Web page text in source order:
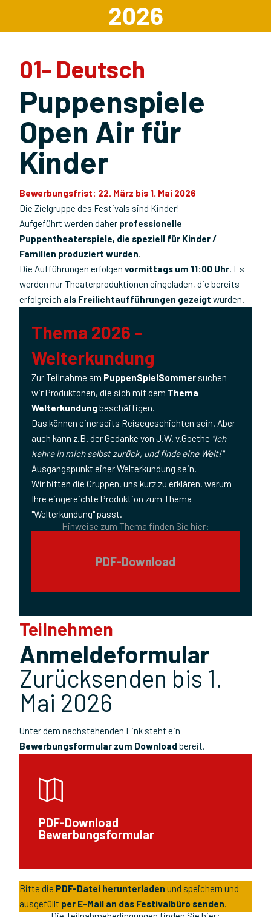
2026
01- Deutsch
Puppenspiele
Open Air für
Kinder
Bewerbungsfrist: 22. März bis 1. Mai 2026
Die Zielgruppe des Festivals sind Kinder!
Aufgeführt werden daher professionelle
Puppentheaterspiele, die speziell für Kinder /
Familien produziert wurden.
Die Aufführungen erfolgen vormittags um 11:00 Uhr. Es
werden nur Theaterproduktionen eingeladen, die bereits
erfolgreich als Freilichtaufführungen gezeigt wurden.
Thema 2026 -
Welterkundung
Zur Teilnahme am PuppenSpielSommer suchen
wir Produktonen, die sich mit dem Thema
Welterkundungbeschäftigen.
Das können einerseits Reisegeschichten sein. Aber
auch kann z.B. der Gedanke von J.W. v.Goethe "Ich
kehre in mich selbst zurück, und finde eine Welt!"
Ausgangspunkt einer Welterkundung sein.
Wir bitten die Gruppen, uns kurz zu erklären, warum
Ihre eingereichte Produktion zum Thema
"Welterkundung" passt.
Hinweise zum Thema finden Sie hier:
PDF-Download
Teilnehmen
Anmeldeformular
Zurücksenden bis 1.
Mai 2026
Unter dem nachstehenden Link steht ein
Bewerbungsformular zum Downloadbereit.
PDF-Download
Bewerbungsformular
Bitte die PDF-Datei herunterladen und speichern und
ausgefüllt per E-Mail an das Festivalbüro senden.